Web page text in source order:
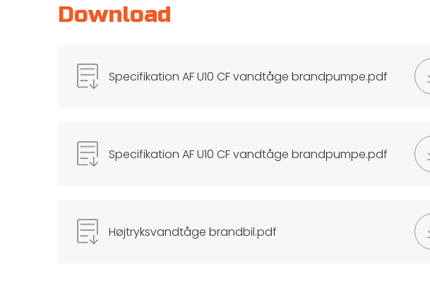
Download
Specifikation AF U10 CF vandtåge brandpumpe.pdf
Specifikation AF U10 CF vandtåge brandpumpe.pdf
Højtryksvandtåge brandbil.pdf